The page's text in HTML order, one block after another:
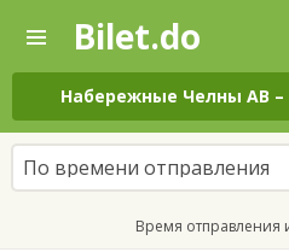
—
Поиск
и
покупка
билетов
на
автобус
онлайн
Bilet.do
Набережные Челны АВ –
По времени отправления
Время отправления